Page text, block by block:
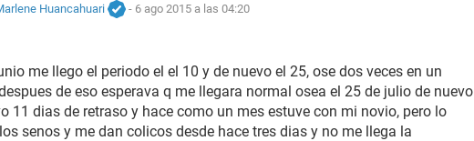
Huancahuari
- 6 ago 2015 a las 04:20
me llego el periodo el el 10 y de nuevo el 25, ose dos veces en un
de eso esperava q me llegara normal osea el 25 de julio de nuevo
11 dias de retraso y hace como un mes estuve con mi novio, pero lo
senos y me dan colicos desde hace tres dias y no me llega la